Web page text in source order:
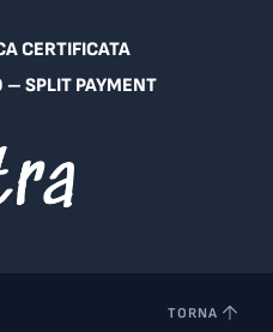
CERTIFICATA
– SPLIT PAYMENT
TORNA